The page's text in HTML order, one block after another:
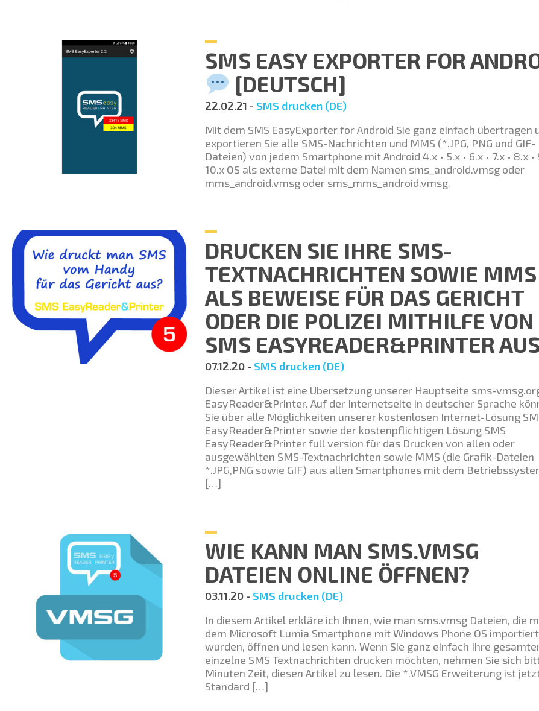
SMS EASY EXPORTER FOR
[DEUTSCH]
22.02.21 - SMS drucken (DE)
Mit dem SMS EasyExporter for Android Sie ganz einfach übertragen
exportieren Sie alle SMS-Nachrichten und MMS (*.JPG, PNG und GIF-
Dateien) von jedem Smartphone mit Android 4.x • 5.x • 6.x • 7.x • 8.x •
10.x OS als externe Datei mit dem Namen sms_android.vmsg oder
mms_android.vmsg oder sms_mms_android.vmsg.
DRUCKEN SIE IHRE SMS-
TEXTNACHRICHTEN SOWIE MMS
ALS BEWEISE FÜR DAS GERICHT
ODER DIE POLIZEI MITHILFE VON
SMS EASYREADER&PRINTER
07.12.20 - SMS drucken (DE)
Dieser Artikel ist eine Übersetzung unserer Hauptseite sms-
EasyReader&Printer. Auf der Internetseite in deutscher Sprache
Sie über alle Möglichkeiten unserer kostenlosen Internet-Lösung
EasyReader&Printer sowie der kostenpflichtigen Lösung SMS
EasyReader&Printer full version für das Drucken von allen oder
ausgewählten SMS-Textnachrichten sowie MMS (die Grafik-Dateien
*.JPG,PNG sowie GIF) aus allen Smartphones mit dem
[…]
WIE KANN MAN SMS.VMSG
DATEIEN ONLINE ÖFFNEN?
03.11.20 - SMS drucken (DE)
In diesem Artikel erkläre ich Ihnen, wie man sms.vmsg Dateien, die
dem Microsoft Lumia Smartphone mit Windows Phone OS importiert
wurden, öffnen und lesen kann. Wenn Sie ganz einfach Ihre
einzelne SMS Textnachrichten drucken möchten, nehmen Sie sich
Minuten Zeit, diesen Artikel zu lesen. Die *.VMSG Erweiterung ist
Standard […]